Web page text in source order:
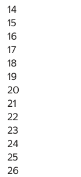
14
15
16
17
18
19
20
21
22
23
24
25
26